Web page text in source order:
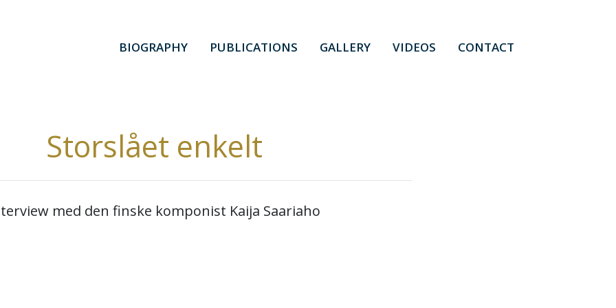
BIOGRAPHY PUBLICATIONS GALLERY VIDEOS CONTACT
Storslået enkelt
med den finske komponist Kaija Saariaho